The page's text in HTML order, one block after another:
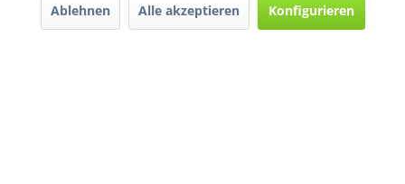
Ablehnen Alle akzeptieren Konfigurieren